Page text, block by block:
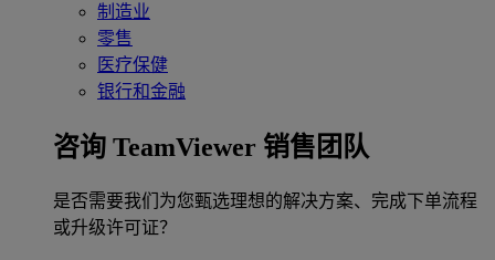
制造业
零售
医疗保健
银行和金融
咨询 TeamViewer 销售团队
是否需要我们为您甄选理想的解决方案、完成下单流程
或升级许可证？